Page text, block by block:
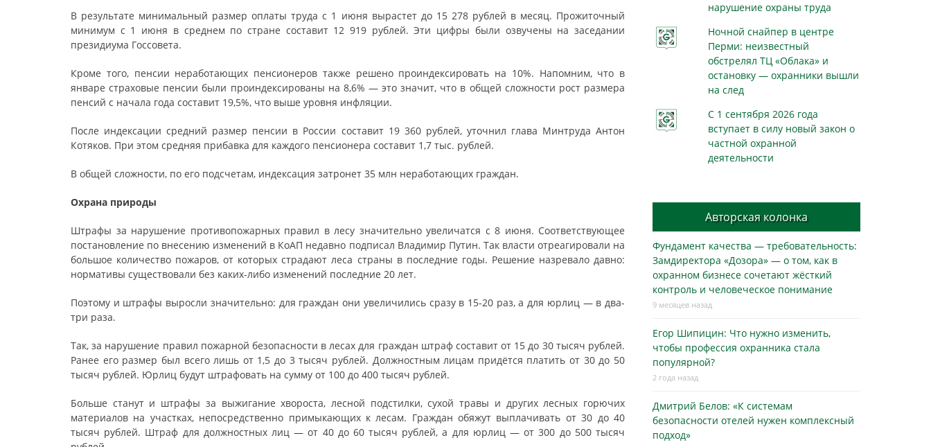
В результате минимальный размер оплаты труда с 1 июня вырастет до 15 278 рублей в месяц. Прожиточный
минимум с 1 июня в среднем по стране составит 12 919 рублей. Эти цифры были озвучены на заседании
президиума Госсовета.
Кроме того, пенсии неработающих пенсионеров также решено проиндексировать на 10%. Напомним, что в
январе страховые пенсии были проиндексированы на 8,6% — это значит, что в общей сложности рост размера
пенсий с начала года составит 19,5%, что выше уровня инфляции.
После индексации средний размер пенсии в России составит 19 360 рублей, уточнил глава Минтруда Антон
Котяков. При этом средняя прибавка для каждого пенсионера составит 1,7 тыс. рублей.
В общей сложности, по его подсчетам, индексация затронет 35 млн неработающих граждан.
Охрана природы
Штрафы за нарушение противопожарных правил в лесу значительно увеличатся с 8 июня. Соответствующее
постановление по внесению изменений в КоАП недавно подписал Владимир Путин. Так власти отреагировали на
большое количество пожаров, от которых страдают леса страны в последние годы. Решение назревало давно:
нормативы существовали без каких-либо изменений последние 20 лет.
Поэтому и штрафы выросли значительно: для граждан они увеличились сразу в 15-20 раз, а для юрлиц — в два-
три раза.
Так, за нарушение правил пожарной безопасности в лесах для граждан штраф составит от 15 до 30 тысяч рублей.
Ранее его размер был всего лишь от 1,5 до 3 тысяч рублей. Должностным лицам придётся платить от 30 до 50
тысяч рублей. Юрлиц будут штрафовать на сумму от 100 до 400 тысяч рублей.
Больше станут и штрафы за выжигание хвороста, лесной подстилки, сухой травы и других лесных горючих
материалов на участках, непосредственно примыкающих к лесам. Граждан обяжут выплачивать от 30 до 40
тысяч рублей. Штраф для должностных лиц — от 40 до 60 тысяч рублей, а для юрлиц — от 300 до 500 тысяч
нарушение охраны труда
Ночной снайпер в центре
Перми: неизвестный
обстрелял ТЦ «Облака» и
остановку — охранники вышли
на след
С 1 сентября 2026 года
вступает в силу новый закон о
частной охранной
деятельности
Авторская колонка
Фундамент качества — требовательность:
Замдиректора «Дозора» — о том, как в
охранном бизнесe сочетают жёсткий
контроль и человеческое понимание
9 месяцев назад
Егор Шипицин: Что нужно изменить,
чтобы профессия охранника стала
популярной?
2 года назад
Дмитрий Белов: «К системам
безопасности отелей нужен комплексный
подход»